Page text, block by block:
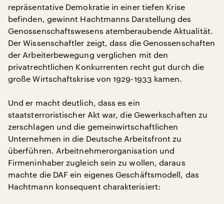
repräsentative Demokratie in einer tiefen Krise
befinden, gewinnt Hachtmanns Darstellung des
Genossenschaftswesens atemberaubende Aktualität.
Der Wissenschaftler zeigt, dass die Genossenschaften
der Arbeiterbewegung verglichen mit den
privatrechtlichen Konkurrenten recht gut durch die
große Wirtschaftskrise von 1929-1933 kamen.
Und er macht deutlich, dass es ein
staatsterroristischer Akt war, die Gewerkschaften zu
zerschlagen und die gemeinwirtschaftlichen
Unternehmen in die Deutsche Arbeitsfront zu
überführen. Arbeitnehmerorganisation und
Firmeninhaber zugleich sein zu wollen, daraus
machte die DAF ein eigenes Geschäftsmodell, das
Hachtmann konsequent charakterisiert: